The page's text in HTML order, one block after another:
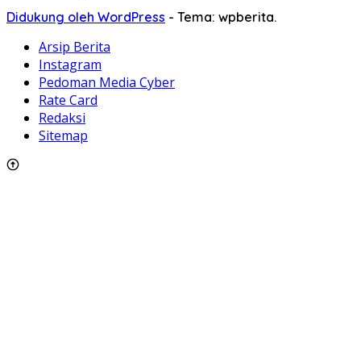
Didukung oleh WordPress - Tema: wpberita.
Arsip Berita
Instagram
Pedoman Media Cyber
Rate Card
Redaksi
Sitemap